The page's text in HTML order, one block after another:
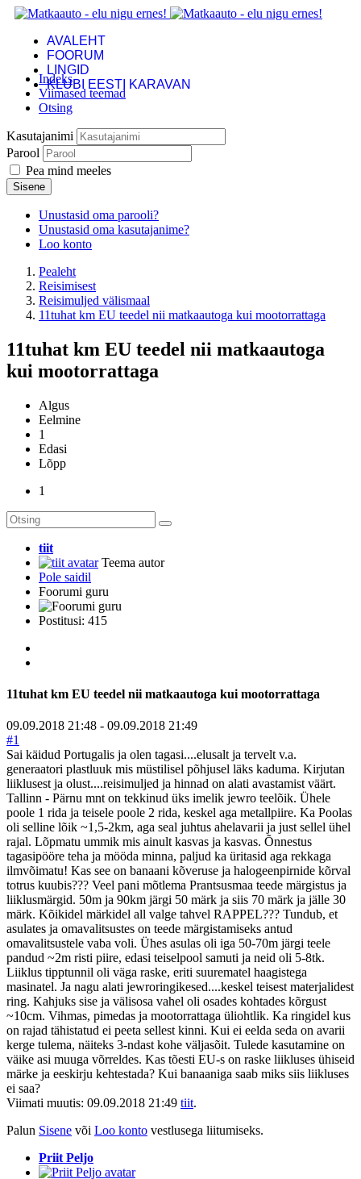
AVALEHT
FOORUM
LINGID
KLUBI EESTI KARAVAN
Indeks
Viimased teemad
Otsing
Kasutajanimi
Parool
Pea mind meeles
Sisene
Unustasid oma parooli?
Unustasid oma kasutajanime?
Loo konto
Pealeht
Reisimisest
Reisimuljed välismaal
11tuhat km EU teedel nii matkaautoga kui mootorrattaga
11tuhat km EU teedel nii matkaautoga
kui mootorrattaga
Algus
Eelmine
1
Edasi
Lõpp
1
tiit
Teema autor
Pole saidil
Foorumi guru
Postitusi: 415
11tuhat km EU teedel nii matkaautoga kui mootorrattaga
09.09.2018 21:48 - 09.09.2018 21:49
#1
Sai käidud Portugalis ja olen tagasi....elusalt ja tervelt v.a.
generaatori plastluuk mis müstilisel põhjusel läks kaduma. Kirjutan
liiklusest ja olust....reisimuljed ja hinnad on alati avastamist väärt.
Tallinn - Pärnu mnt on tekkinud üks imelik jewro teelõik. Ühele
poole 1 rida ja teisele poole 2 rida, keskel aga metallpiire. Ka Poolas
oli selline lõik ~1,5-2km, aga seal juhtus ahelavarii ja just sellel ühel
rajal. Lõpmatu ummik mis ainult kasvas ja kasvas. Õnnestus
tagasipööre teha ja mööda minna, paljud ka üritasid aga rekkaga
ilmvõimatu! Kas see on banaani kõveruse ja halogeenpirnide kõrval
totrus kuubis??? Veel pani mõtlema Prantsusmaa teede märgistus ja
liiklusmärgid. 50m ja 90km järgi 50 märk ja siis 70 märk ja jälle 30
märk. Kõikidel märkidel all valge tahvel RAPPEL??? Tundub, et
asulates ja omavalitsustes on teede märgistamiseks antud
omavalitsustele vaba voli. Ühes asulas oli iga 50-70m järgi teele
pandud ~2m risti piire, edasi teiselpool samuti ja neid oli 5-8tk.
Liiklus tipptunnil oli väga raske, eriti suurematel haagistega
masinatel. Ja nagu alati jewroringikesed....keskel teisest materjalidest
ring. Kahjuks sise ja välisosa vahel oli osades kohtades kõrgust
~10cm. Vihmas, pimedas ja mootorrattaga üliohtlik. Ka ringidel kus
on rajad tähistatud ei peeta sellest kinni. Kui ei eelda seda on avarii
kerge tulema, näiteks 3-ndast kohe väljasõit. Tulede kasutamine on
väike asi muuga võrreldes. Kas tõesti EU-s on raske liikluses ühiseid
märke ja eeskirju kehtestada? Kui banaaniga saab miks siis liikluses
ei saa?
Viimati muutis: 09.09.2018 21:49 tiit.
Palun Sisene või Loo konto vestlusega liitumiseks.
Priit Peljo